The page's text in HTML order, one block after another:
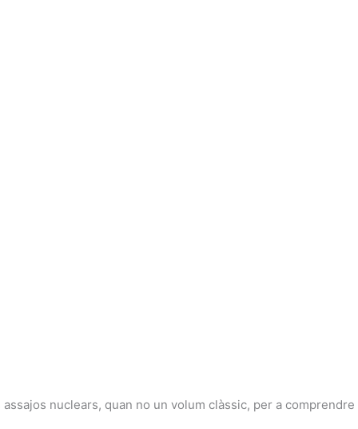
nuclears, quan no un volum clàssic, per a comprendre